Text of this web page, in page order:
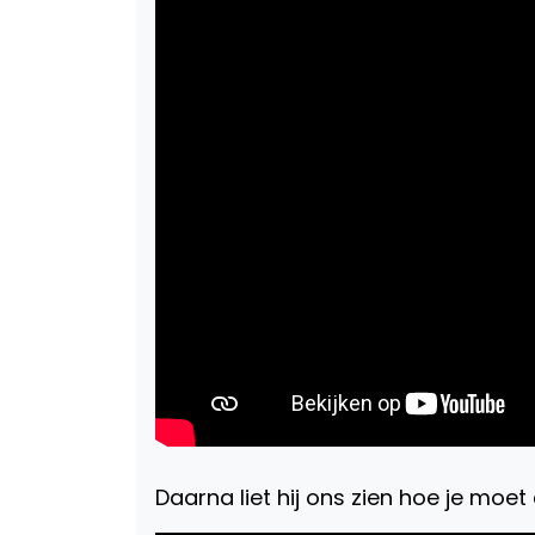
Daarna liet hij ons zien hoe je